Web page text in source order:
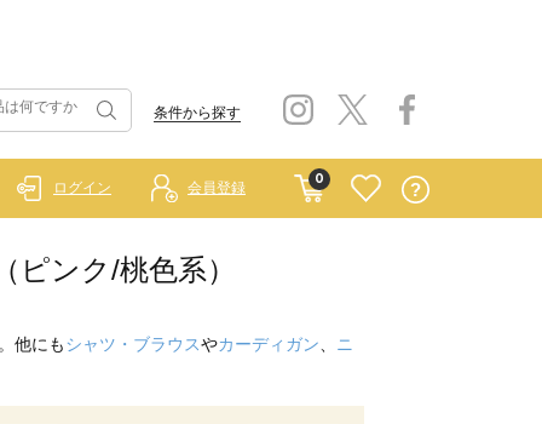
条件から探す
0
ログイン 会員登録
ンク/桃色系）
他にもシャツ・ブラウスやカーディガン
ニ